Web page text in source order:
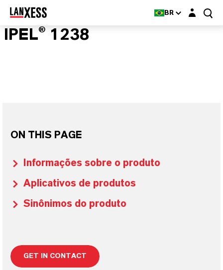
BR Login layer
IPEL® 1238
ON THIS PAGE
Informações sobre o produto
Aplicativos de produtos
Sinônimos do produto
GET IN CONTACT